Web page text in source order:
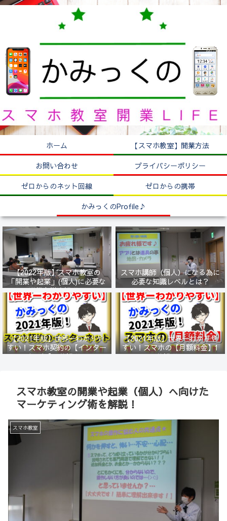
ホーム
【スマホ教室】開業方法
お問い合わせ
プライバシーポリシー
ゼロからのネット回線
ゼロからの携帯
かみっくのProfile♪
【2022年版】スマホ教室の
「開業や起業」(個人)に必要な
準備を徹底解説！
スマホ講師（個人）になる為に
必要な知識レベルとは？
【2021年版】世界一わかりや
すい！スマホ契約の【インター
ネット】1分解説！
【2021年版】世界一わかりや
すい！スマホの【月額料金】1
分解説！
スマホ教室の開業や起業（個人）へ向けた
マーケティング術を解説！
スマホ教室